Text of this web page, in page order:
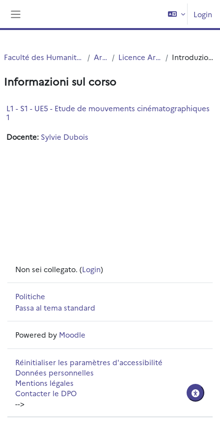
Login
Faculté des Humanités Arts Licence Arts Introduzione
Informazioni sul corso
L1 - S1 - UE5 - Etude de mouvements cinématographiques
1
Docente: Sylvie Dubois
Non sei collegato. (Login)
Politiche
Passa al tema standard
Powered by Moodle
Réinitialiser les paramètres d'accessibilité
Données personnelles
Mentions légales
Contacter le DPO
-->